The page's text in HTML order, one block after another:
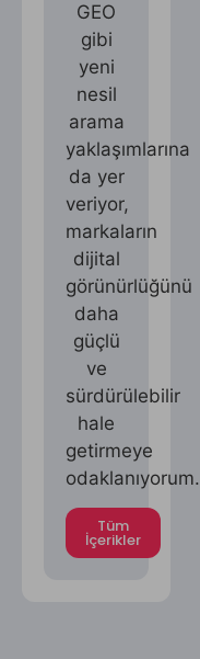
GEO
gibi
yeni
nesil
arama
yaklaşımlarına
da yer
veriyor,
markaların
dijital
görünürlüğünü
daha
güçlü
ve
sürdürülebilir
hale
getirmeye
odaklanıyorum.
Tüm
İçerikler